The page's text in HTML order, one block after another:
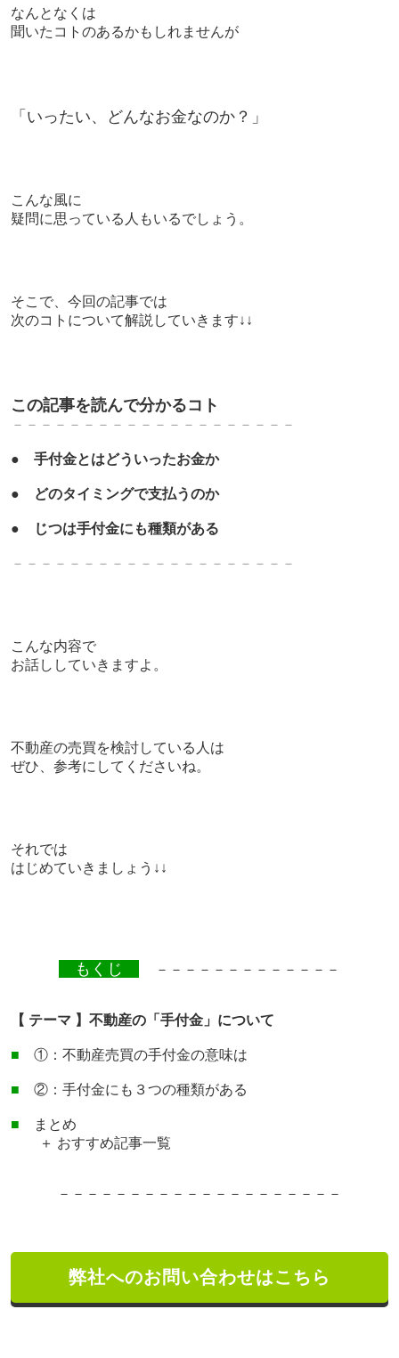
なんとなくは
聞いたコトのあるかもしれませんが
「いったい、どんなお金なのか？」
こんな風に
疑問に思っている人もいるでしょう。
そこで、今回の記事では
次のコトについて解説していきます↓↓
この記事を読んで分かるコト
－－－－－－－－－－－－－－－－－－－－
● 手付金とはどういったお金か
● どのタイミングで支払うのか
● じつは手付金にも種類がある
－－－－－－－－－－－－－－－－－－－－
こんな内容で
お話ししていきますよ。
不動産の売買を検討している人は
ぜひ、参考にしてくださいね。
それでは
はじめていきましょう↓↓
もくじ －－－－－－－－－－－－－
【 テーマ 】不動産の「手付金」について
■ ①：不動産売買の手付金の意味は
■ ②：手付金にも３つの種類がある
■ まとめ
＋ おすすめ記事一覧
－－－－－－－－－－－－－－－－－－－－
弊社へのお問い合わせはこちら